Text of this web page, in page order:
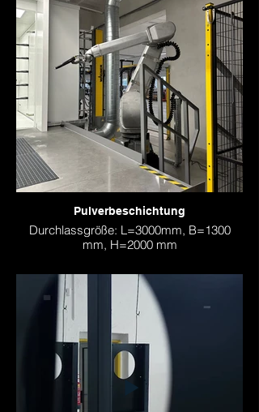
Mit einer 6-Zonen Vorbehandlung auf
Nanokeramik-Basis, mit einer Roboter
Vorbeschichtung
sowie der Möglichkeit einer Unter- und
Oberseitenbeschichtung stellt dieses
Konzept eine der modernsten
Durchlaufbeschichtungsanlagen in Europa
dar.
Pulverbeschichtung
Durchlassgröße: L=3000mm, B=1300
mm, H=2000 mm
Mit einer 6-Zonen Vorbehandlung auf
Nanokeramik-Basis, mit einer Roboter
Vorbeschichtung sowie der Möglichkeit
einer Unter- und Oberseitenbeschichtung
stellt dieses Konzept eine der modernsten
Durchlaufbeschichtungsanlagen in Europa
dar.